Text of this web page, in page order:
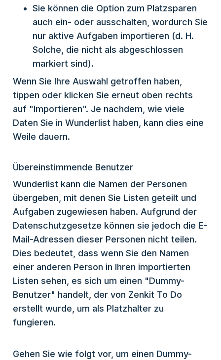
Sie können die Option zum Platzsparen
auch ein- oder ausschalten, wordurch Sie
nur aktive Aufgaben importieren (d. H.
Solche, die nicht als abgeschlossen
markiert sind).
Wenn Sie Ihre Auswahl getroffen haben,
tippen oder klicken Sie erneut oben rechts
auf "Importieren". Je nachdem, wie viele
Daten Sie in Wunderlist haben, kann dies eine
Weile dauern.
Übereinstimmende Benutzer
Wunderlist kann die Namen der Personen
übergeben, mit denen Sie Listen geteilt und
Aufgaben zugewiesen haben. Aufgrund der
Datenschutzgesetze können sie jedoch die E-
Mail-Adressen dieser Personen nicht teilen.
Dies bedeutet, dass wenn Sie den Namen
einer anderen Person in Ihren importierten
Listen sehen, es sich um einen "Dummy-
Benutzer" handelt, der von Zenkit To Do
erstellt wurde, um als Platzhalter zu
fungieren.
Gehen Sie wie folgt vor, um einen Dummy-